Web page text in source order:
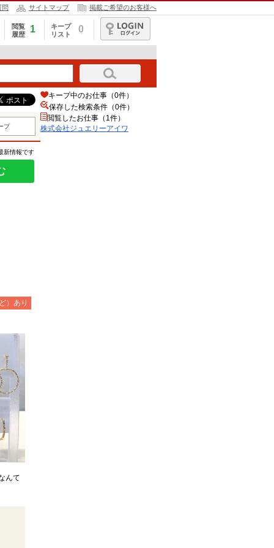
問 サイトマップ 掲載ご希望のお客様へ
閲覧
履歴
1
キープ
リスト
0
ログイン
プ
新情報です
）あり
んて
キープ中のお仕事（0件）
保存した検索条件（0件）
閲覧したお仕事（1件）
株式会社ジュエリーアイワ